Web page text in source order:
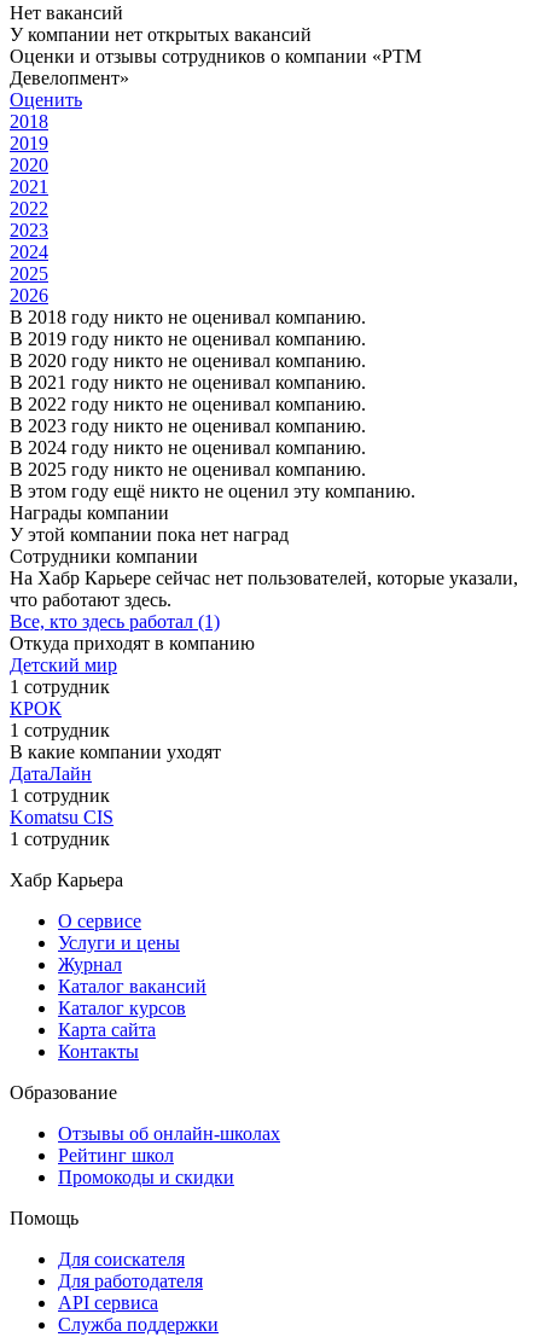
Нет вакансий
У компании нет открытых вакансий
Оценки и отзывы сотрудников о компании «РТМ
Девелопмент»
Оценить
2018
2019
2020
2021
2022
2023
2024
2025
2026
В 2018 году никто не оценивал компанию.
В 2019 году никто не оценивал компанию.
В 2020 году никто не оценивал компанию.
В 2021 году никто не оценивал компанию.
В 2022 году никто не оценивал компанию.
В 2023 году никто не оценивал компанию.
В 2024 году никто не оценивал компанию.
В 2025 году никто не оценивал компанию.
В этом году ещё никто не оценил эту компанию.
Награды компании
У этой компании пока нет наград
Сотрудники компании
На Хабр Карьере сейчас нет пользователей, которые указали,
что работают здесь.
Все, кто здесь работал (1)
Откуда приходят в компанию
Детский мир
1 сотрудник
КРОК
1 сотрудник
В какие компании уходят
ДатаЛайн
1 сотрудник
Komatsu CIS
1 сотрудник
Хабр Карьера
О сервисе
Услуги и цены
Журнал
Каталог вакансий
Каталог курсов
Карта сайта
Контакты
Образование
Отзывы об онлайн-школах
Рейтинг школ
Промокоды и скидки
Помощь
Для соискателя
Для работодателя
API сервиса
Служба поддержки